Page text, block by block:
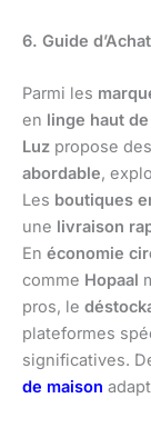
6. Guide
Parmi les
en linge haut
Luz propose des
abordable,
Les boutiques
une livraison
En économie
comme Hopaal
pros, le
plateformes
significatives.
de maison